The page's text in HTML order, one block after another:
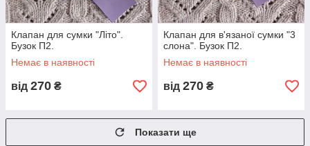
Клапан для сумки "Літо".
Бузок П2.
Немає в наявності
від 270 ₴
Клапан для в'язаної сумки "3
слона". Бузок П2.
Немає в наявності
від 270 ₴
Показати ще